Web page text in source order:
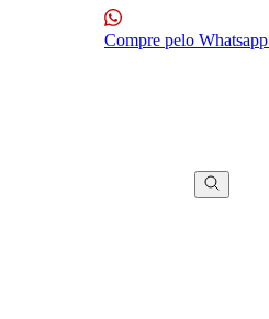
Compre pelo Whatsapp